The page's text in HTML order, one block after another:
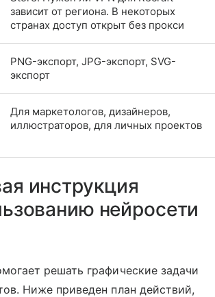
зависит от региона. В некоторых
странах доступ открыт без прокси
PNG-экспорт, JPG-экспорт, SVG-
экспорт
Для маркетологов, дизайнеров,
иллюстраторов, для личных проектов
инструкция
нейросети
решать графические задачи
Ниже приведен план действий,